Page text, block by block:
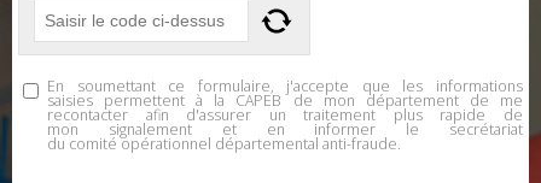
En soumettant ce formulaire, j'accepte que les informations
saisies permettent à la CAPEB de mon département de me
recontacter afin d'assurer un traitement plus rapide de
mon signalement et en informer le secrétariat
du comité opérationnel départemental anti-fraude.